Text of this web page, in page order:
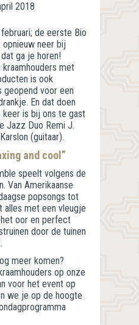
2018
de eerste Bio
neer bij
ga je horen!
met
is ook
geopend voor een
En dat doen
is bij ons te gast
Jazz Duo Remi J.
(guitaar).
and cool”
speelt volgens de
Van Amerikaanse
popsongs tot
alles met een vleugje
oor en perfect
door de tuinen
meer komen?
op onze
voor het event op
we je op de hoogte